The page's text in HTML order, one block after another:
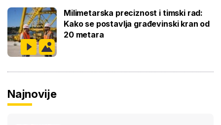
Milimetarska preciznost i timski rad:
Kako se postavlja građevinski kran od
20 metara
Najnovije